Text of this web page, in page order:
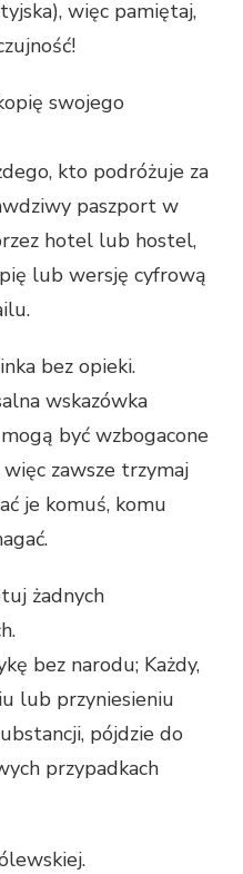
więc pamiętaj,
swojego
kto podróżuje za
paszport w
hotel lub hostel,
lub wersję cyfrową
bez opieki.
wskazówka
być wzbogacone
zawsze trzymaj
je komuś, komu
żadnych
bez narodu; Każdy,
lub przyniesieniu
pójdzie do
przypadkach